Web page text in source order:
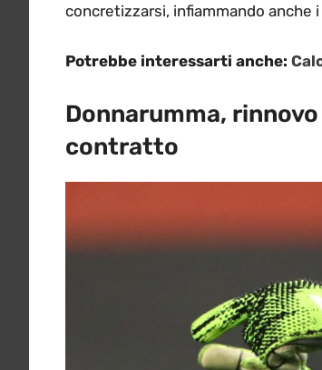
concretizzarsi, infiammando anche
Potrebbe interessarti anche:
Donnarumma,
contratto